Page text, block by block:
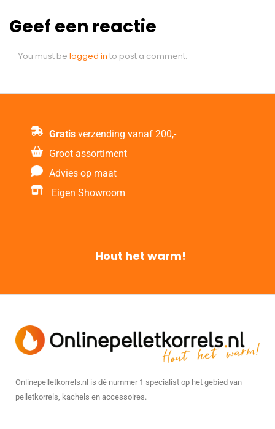
Geef een reactie
You must be logged in to post a comment.
Gratis verzending vanaf 200,-
Groot assortiment
Advies op maat
Eigen Showroom
Hout het warm!
Onlinepelletkorrels.nl is dé nummer 1 specialist op het gebied van
pelletkorrels, kachels en accessoires.